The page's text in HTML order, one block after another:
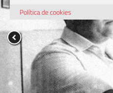
Política de cookies